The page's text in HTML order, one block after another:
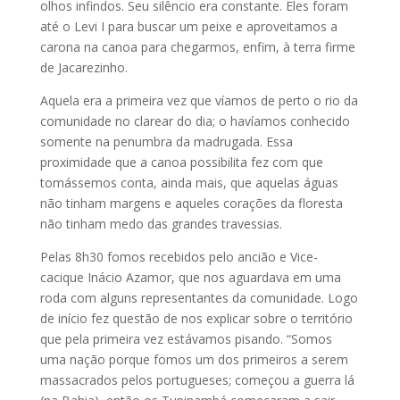
olhos infindos. Seu silêncio era constante. Eles foram
até o Levi I para buscar um peixe e aproveitamos a
carona na canoa para chegarmos, enfim, à terra firme
de Jacarezinho.
Aquela era a primeira vez que víamos de perto o rio da
comunidade no clarear do dia; o havíamos conhecido
somente na penumbra da madrugada. Essa
proximidade que a canoa possibilita fez com que
tomássemos conta, ainda mais, que aquelas águas
não tinham margens e aqueles corações da floresta
não tinham medo das grandes travessias.
Pelas 8h30 fomos recebidos pelo ancião e Vice-
cacique Inácio Azamor, que nos aguardava em uma
roda com alguns representantes da comunidade. Logo
de início fez questão de nos explicar sobre o território
que pela primeira vez estávamos pisando. “Somos
uma nação porque fomos um dos primeiros a serem
massacrados pelos portugueses; começou a guerra lá